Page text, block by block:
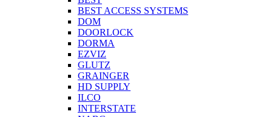
BEST ACCESS SYSTEMS
DOM
DOORLOCK
DORMA
EZVIZ
GLUTZ
GRAINGER
HD SUPPLY
ILCO
INTERSTATE